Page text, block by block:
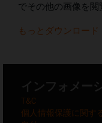
でその他の画像を閲
もっとダウンロード
インフォメー
T&C
個人情報保護に関す